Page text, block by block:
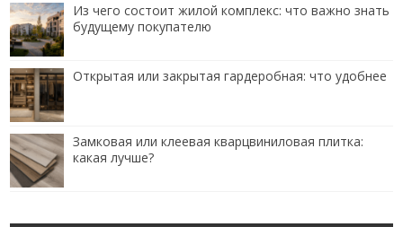
Из чего состоит жилой комплекс: что важно знать
будущему покупателю
Открытая или закрытая гардеробная: что удобнее
Замковая или клеевая кварцвиниловая плитка:
какая лучше?